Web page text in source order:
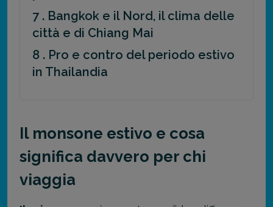
7 . Bangkok e il Nord, il clima delle
città e di Chiang Mai
8 . Pro e contro del periodo estivo
in Thailandia
Il monsone estivo e cosa
significa davvero per chi
viaggia